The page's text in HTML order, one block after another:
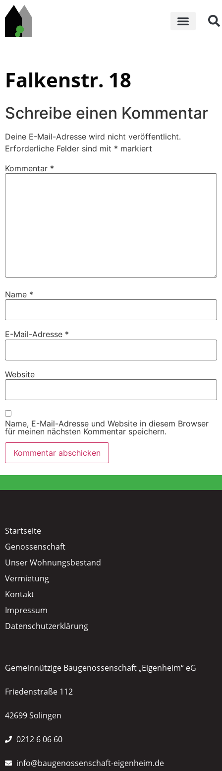
Falkenstr. 18
Schreibe einen Kommentar
Deine E-Mail-Adresse wird nicht veröffentlicht.
Erforderliche Felder sind mit * markiert
Kommentar *
Name *
E-Mail-Adresse *
Website
Name, E-Mail-Adresse und Website in diesem Browser
für meinen nächsten Kommentar speichern.
Startseite
Genossenschaft
Unser Wohnungsbestand
Vermietung
Kontakt
Impressum
Datenschutzerklärung
Gemeinnützige Baugenossenschaft „Eigenheim“ eG
Friedenstraße 112
42699 Solingen
0212 6 06 60
info@baugenossenschaft-eigenheim.de